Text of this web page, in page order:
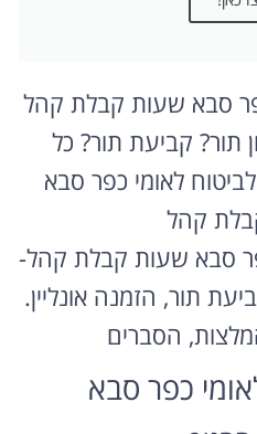
תור? קביעת תור? כל
לאומי כפר סבא
קהל
סבא שעות קבלת קהל-
תור, הזמנה אונליין.
הסברים
כפר סבא